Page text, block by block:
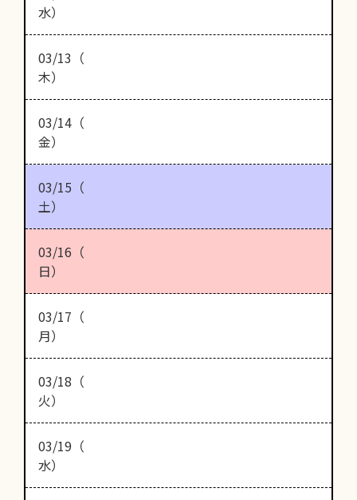
水）
03/13（
木）
03/14（
金）
03/15（
土）
03/16（
日）
03/17（
月）
03/18（
火）
03/19（
水）